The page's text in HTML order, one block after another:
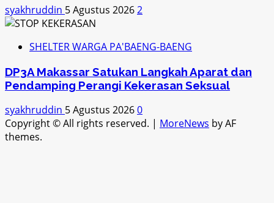
syakhruddin 5 Agustus 20262
SHELTER WARGA PA'BAENG-BAENG
DP3A Makassar Satukan Langkah Aparat dan
Pendamping Perangi Kekerasan Seksual
syakhruddin 5 Agustus 20260
Copyright © All rights reserved. | MoreNews by AF
themes.